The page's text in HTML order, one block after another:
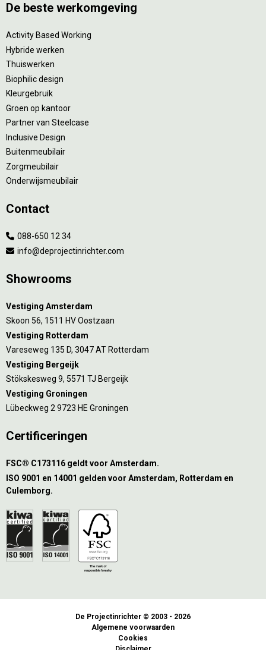
De beste werkomgeving
Activity Based Working
Hybride werken
Thuiswerken
Biophilic design
Kleurgebruik
Groen op kantoor
Partner van Steelcase
Inclusive Design
Buitenmeubilair
Zorgmeubilair
Onderwijsmeubilair
Contact
088-650 12 34
info@deprojectinrichter.com
Showrooms
Vestiging Amsterdam
Skoon 56, 1511 HV Oostzaan
Vestiging Rotterdam
Vareseweg 135 D, 3047 AT Rotterdam
Vestiging Bergeijk
Stökskesweg 9, 5571 TJ Bergeijk
Vestiging Groningen
Lübeckweg 2 9723 HE Groningen
Certificeringen
FSC® C173116 geldt voor Amsterdam.
ISO 9001 en 14001 gelden voor Amsterdam, Rotterdam en
Culemborg.
De Projectinrichter © 2003 - 2026
Algemene voorwaarden
Cookies